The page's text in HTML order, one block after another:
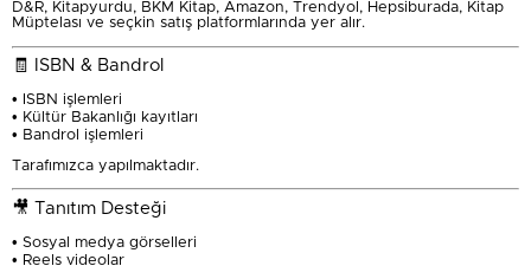
D&R, Kitapyurdu, BKM Kitap, Amazon, Trendyol, Hepsiburada, Kitap
Müptelası ve seçkin satış platformlarında yer alır.
🧾 ISBN & Bandrol
• ISBN işlemleri
• Kültür Bakanlığı kayıtları
• Bandrol işlemleri
Tarafımızca yapılmaktadır.
🎥 Tanıtım Desteği
• Sosyal medya görselleri
• Reels videolar